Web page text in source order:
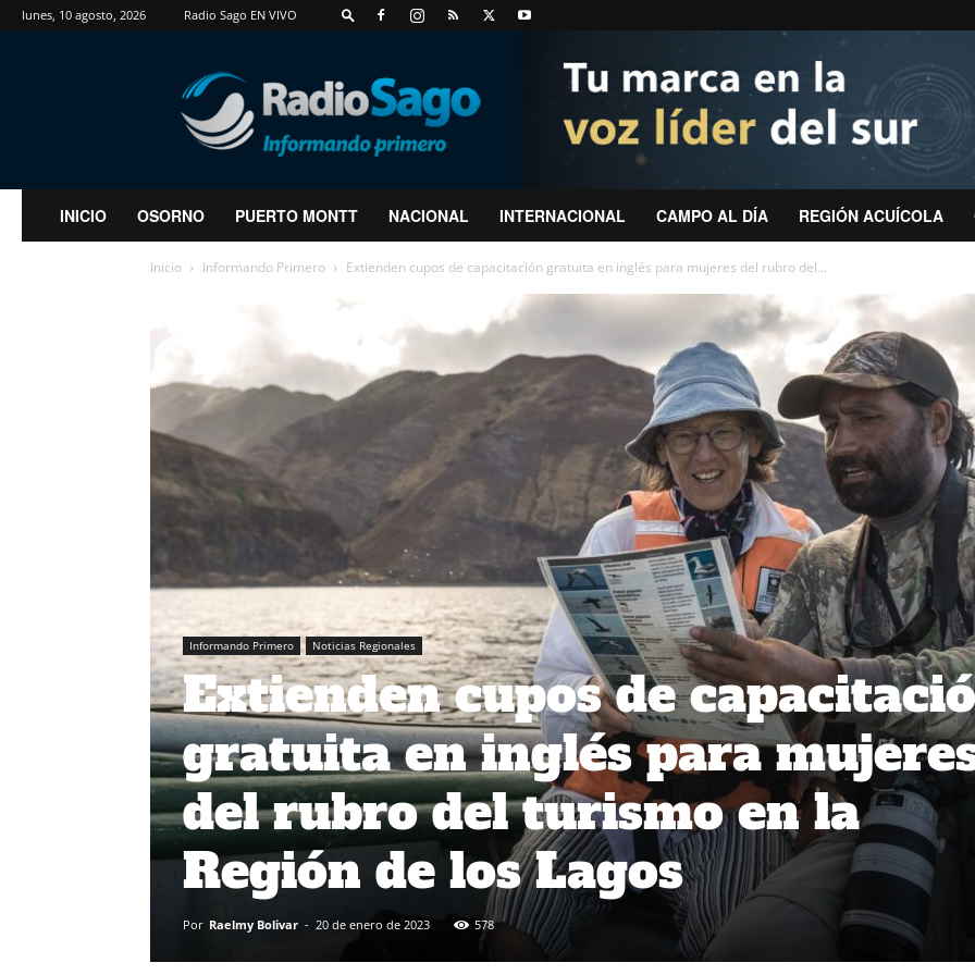
lunes, 10 agosto, 2026 Radio Sago EN VIVO
RadioSago
INICIO OSORNO PUERTO MONTT NACIONAL INTERNACIONAL CAMPO AL DÍA REGIÓN ACUÍCOLA
Inicio Informando Primero Extienden cupos de capacitación gratuita en inglés para mujeres del rubro del...
Informando Primero Noticias Regionales
Extienden cupos de
gratuita en inglés para
del rubro del turismo en la
Región de los Lagos
Por Raelmy Bolivar - 20 de enero de 2023 578